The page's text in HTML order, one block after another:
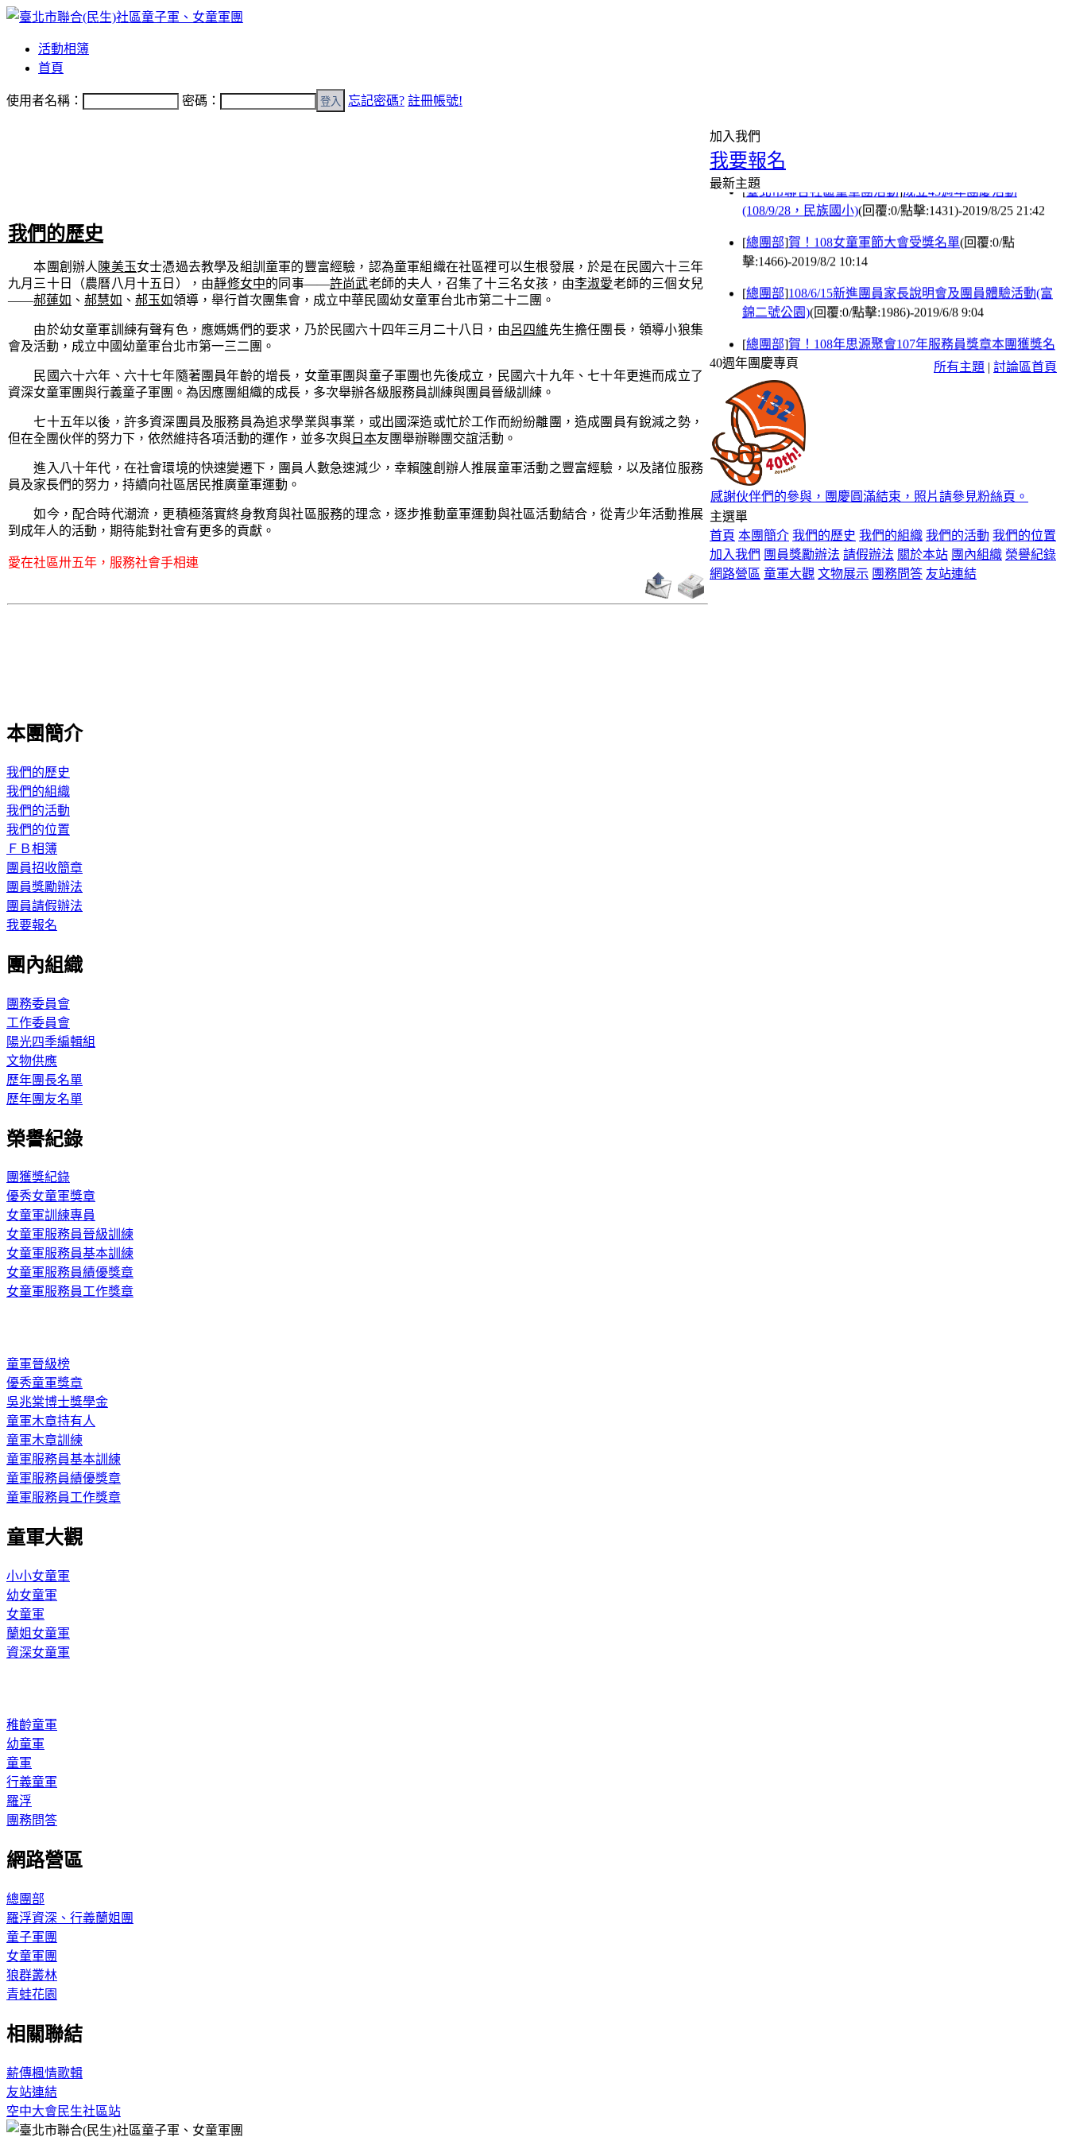
活動相簿
首頁
使用者名稱： 密碼： 忘記密碼? 註冊帳號!
我們的歷史
本團創辦人 陳美玉女士憑過去教學及組訓童軍的豐富經驗，認為童軍組織在社區裡可以生根發展，於是在民國六十三年
九月三十日（農曆八月十五日），由靜修女中的同事——許尚武老師的夫人，召集了十三名女孩，由李淑愛老師的三個女兒
——郝蓮如 、 郝慧如 、 郝玉如領導，舉行首次團集會，成立中華民國幼女童軍台北市第二十二團。
由於幼女童軍訓練有聲有色，應媽媽們的要求，乃於民國六十四年三月二十八日，由呂四維先生擔任團長，領導小狼集
會及活動，成立中國幼童軍台北市第一三二團。
民國六十六年、六十七年隨著團員年齡的增長，女童軍團與童子軍團也先後成立，民國六十九年、七十年更進而成立了
資深女童軍團與行義童子軍團。為因應團組織的成長，多次舉辦各級服務員訓練與團員晉級訓練。
七十五年以後，許多資深團員及服務員為追求學業與事業，或出國深造或忙於工作而紛紛離團，造成團員有銳減之勢，
但在全團伙伴的努力下，依然維持各項活動的運作，並多次與 日本友團舉辦聯團交誼活動。
進入八十年代，在社會環境的快速變遷下，團員人數急速減少，幸賴 陳創辦人推展童軍活動之豐富經驗，以及諸位服務
員及家長們的努力，持續向社區居民推廣童軍運動。
如今，配合時代潮流，更積極落實終身教育與社區服務的理念，逐步推動童軍運動與社區活動結合，從青少年活動推展
到成年人的活動，期待能對社會有更多的貢獻。
愛在社區卅五年，服務社會手相連
加入我們
我要報名
最新主題
國小)
[臺北市聯合社區童軍團活動
(108/9/28，民族國小)
[總團部]賀！108女童軍節大會受獎名單(回覆:0/點
[總團部]108/6/15新進團員家長說明會及團員體驗活動(富
[總團部]賀！108年思源聚會107年服務員獎章本團獲獎名
[總團部]108年懷念日活動說明
(回覆:0/點
擊:1721)-2019/2/22 8:00
所有主題 | 討論區首頁
40週年團慶專頁
感謝伙伴們的參與，團慶圓滿結束，照片請參見粉絲頁。
主選單
首頁 本團簡介 我們的歷史 我們的組織 我們的活動 我們的位置
加入我們 團員獎勵辦法 請假辦法 關於本站 團內組織 榮譽紀錄
網路營區 童軍大觀 文物展示 團務問答 友站連結
本團簡介
我們的歷史
我們的組織
我們的活動
我們的位置
ＦＢ相簿
團員招收簡章
團員獎勵辦法
團員請假辦法
我要報名
團內組織
團務委員會
工作委員會
陽光四季編輯組
文物供應
歷年團長名單
歷年團友名單
榮譽紀錄
團獲獎紀錄
優秀女童軍獎章
女童軍訓練專員
女童軍服務員晉級訓練
女童軍服務員基本訓練
女童軍服務員績優獎章
女童軍服務員工作獎章
童軍晉級榜
優秀童軍獎章
吳兆棠博士獎學金
童軍木章持有人
童軍木章訓練
童軍服務員基本訓練
童軍服務員績優獎章
童軍服務員工作獎章
童軍大觀
小小女童軍
幼女童軍
女童軍
蘭姐女童軍
資深女童軍
稚齡童軍
幼童軍
童軍
行義童軍
羅浮
團務問答
網路營區
總團部
羅浮資深、行義蘭姐團
童子軍團
女童軍團
狼群叢林
青蛙花園
相關聯結
薪傳楓情歌輯
友站連結
空中大會民生社區站